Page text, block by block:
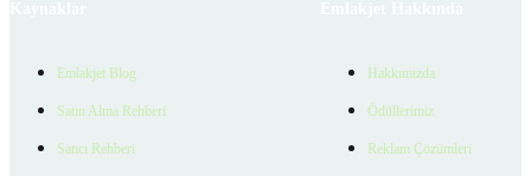
Emlakjet Blog
Satın Alma Rehberi
Satıcı Rehberi
Hakkımızda
Ödüllerimiz
Reklam Çözümleri